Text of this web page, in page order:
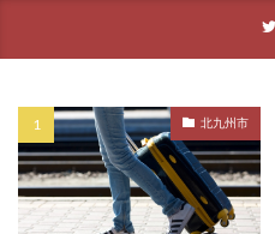
北九州市